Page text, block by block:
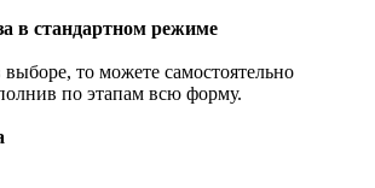
в стандартном режиме
то можете самостоятельно
по этапам всю форму.